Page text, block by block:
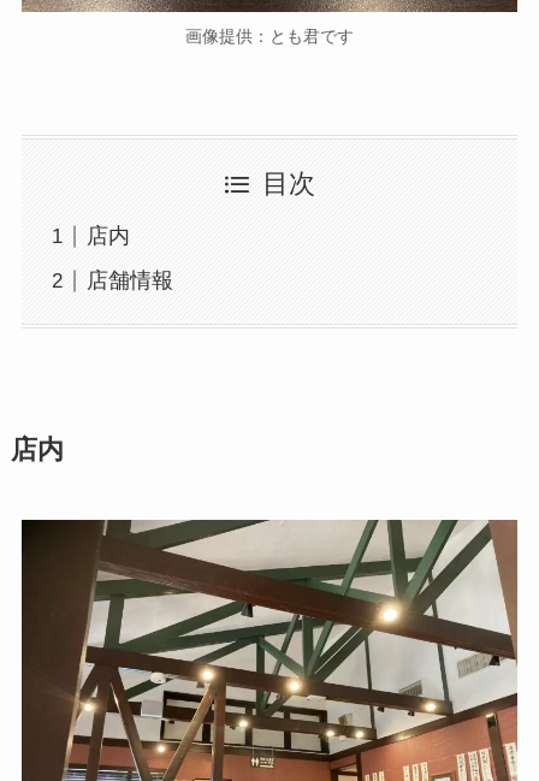
画像提供：とも君です
目次
店内
店舗情報
店内